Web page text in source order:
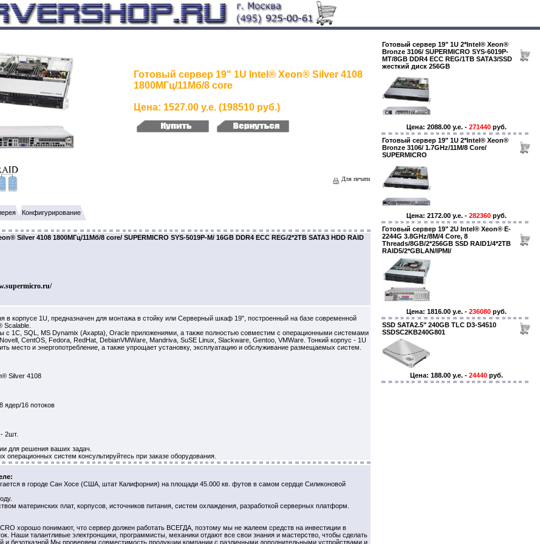
Готовый сервер 19" 1U Intel® Xeon® Silver 4108
1800МГц/11Мб/8 core
Цена: 1527.00 у.е. (198510 руб.)
Для печати
Конфигурирование
Silver 4108 1800МГц/11Мб/8 core/ SUPERMICRO SYS-5019P-M/ 16GB DDR4 ECC REG/2*2TB SATA3 HDD RAID
в корпусе 1U, предназначен для монтажа в стойку или Серверный шкаф 19", построенный на базе современной
Scalable.
с 1С, SQL, MS Dynamix (Axapta), Oracle приложениями, а также полностью совместим с операционными системами
CentOS, Fedora, RedHat, DebianVMWare, Mandriva, SuSE Linux, Slackware, Gentoo, VMWare. Тонкий корпус - 1U
место и энергопотребление, а также упрощает установку, эксплуатацию и обслуживание размещаемых систем.
Silver 4108
ядер/16 потоков
2шт.
для решения ваших задач.
операционных систем консультируйтесь при заказе оборудования.
в городе Сан Хосе (США, штат Калифорния) на площади 45.000 кв. футов в самом сердце Силиконовой
материнских плат, корпусов, источников питания, систем охлаждения, разработкой серверных платформ.
хорошо понимают, что сервер должен работать ВСЕГДА, поэтому мы не жалеем средств на инвестиции в
Наши талантливые электронщики, программисты, механики отдают все свои знания и мастерство, чтобы сделать
и безотказной.Мы проверяем совместимость продукции компании с различными дополнительными устройствами и
Готовый сервер 19" 1U 2*Intel® Xeon®
Bronze 3106/ SUPERMICRO SYS-6019P-
MT/8GB DDR4 ECC REG/1TB SATA3/SSD
жесткий диск 256GB
Цена: 2088.00 y.e. - 271440руб.
Готовый сервер 19" 1U 2*Intel® Xeon®
Bronze 3106/ 1.7GHz/11M/8 Core/
SUPERMICRO
Цена: 2172.00 y.e. - 282360руб.
Готовый сервер 19" 2U Intel® Xeon® E-
2244G 3.8GHz/8M/4 Core, 8
Threads/8GB/2*256GB SSD RAID1/4*2TB
RAID5/2*GBLAN/IPMI/
Цена: 1816.00 y.e. - 236080руб.
SSD SATA2.5" 240GB TLC D3-S4510
SSDSC2KB240G801
Цена: 188.00 y.e. - 24440руб.